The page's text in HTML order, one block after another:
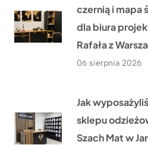
czernią i mapa
dla biura
Rafała z
06 sierpnia 2026
Jak
sklepu
Szach Mat w